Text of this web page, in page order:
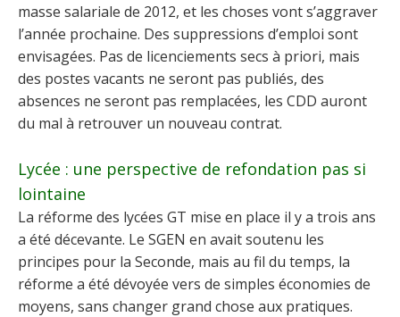
masse salariale de 2012, et les choses vont s’aggraver
l’année prochaine. Des suppressions d’emploi sont
envisagées. Pas de licenciements secs à priori, mais
des postes vacants ne seront pas publiés, des
absences ne seront pas remplacées, les CDD auront
du mal à retrouver un nouveau contrat.
Lycée : une perspective de refondation pas si
lointaine
La réforme des lycées GT mise en place il y a trois ans
a été décevante. Le SGEN en avait soutenu les
principes pour la Seconde, mais au fil du temps, la
réforme a été dévoyée vers de simples économies de
moyens, sans changer grand chose aux pratiques.